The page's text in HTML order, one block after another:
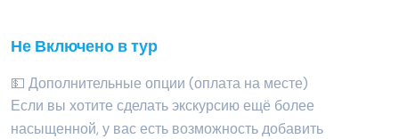
Не Включено в тур
💵 Дополнительные опции (оплата на месте)
Если вы хотите сделать экскурсию ещё более
насыщенной, у вас есть возможность добавить